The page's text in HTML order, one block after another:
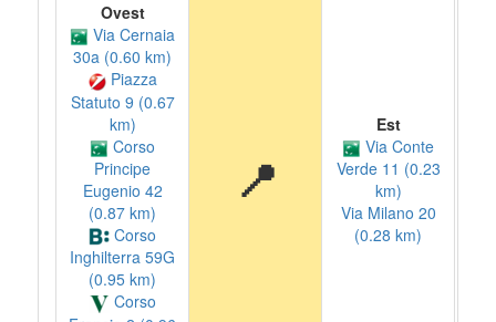
Ovest
Via Cernaia
30a (0.60 km)
Piazza
Statuto 9 (0.67
km)
Corso
Principe
Eugenio 42
(0.87 km)
Corso
Inghilterra 59G
(0.95 km)
Corso
📍
Est
Via Conte
Verde 11 (0.23
km)
Via Milano 20
(0.28 km)